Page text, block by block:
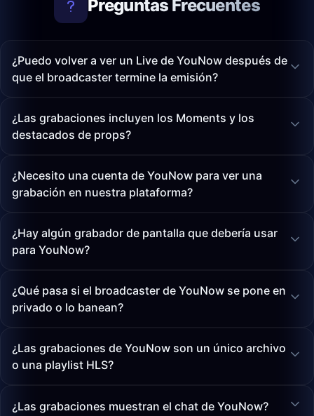
Preguntas Frecuentes
¿Puedo volver a ver un Live de YouNow después de
que el broadcaster termine la emisión?
¿Las grabaciones incluyen los Moments y los
destacados de props?
¿Necesito una cuenta de YouNow para ver una
grabación en nuestra plataforma?
¿Hay algún grabador de pantalla que debería usar
para YouNow?
¿Qué pasa si el broadcaster de YouNow se pone en
privado o lo banean?
¿Las grabaciones de YouNow son un único archivo
o una playlist HLS?
¿Las grabaciones muestran el chat de YouNow?